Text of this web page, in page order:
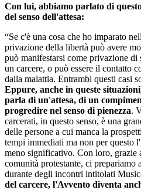
Con lui, abbiamo parlato di
del senso dell'attesa:
“Se c'è una cosa che ho imparato
privazione della libertà può avere
può manifestarsi come privazione di
un carcere, o può essere il contatto
dalla malattia. Entrambi questi casi
Eppure, anche in queste
parla di un'attesa, di un
progredire nel senso di pienezza.
carcerati, in questo senso, è una
delle persone a cui manca la
tempi immediati ma non per questo
meno significativo. Con loro, grazie
comunità protestante, ci prepariamo
durante degli incontri intitolati
del carcere, l'Avvento diventa